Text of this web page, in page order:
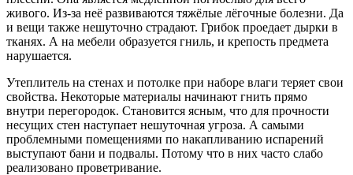
живого. Из-за неё развиваются тяжёлые лёгочные болезни. Да
и вещи также нешуточно страдают. Грибок проедает дырки в
тканях. А на мебели образуется гниль, и крепость предмета
нарушается.
Утеплитель на стенах и потолке при наборе влаги теряет свои
свойства. Некоторые материалы начинают гнить прямо
внутри перегородок. Становится ясным, что для прочности
несущих стен наступает нешуточная угроза. А самыми
проблемными помещениями по накапливанию испарений
выступают бани и подвалы. Потому что в них часто слабо
реализовано проветривание.